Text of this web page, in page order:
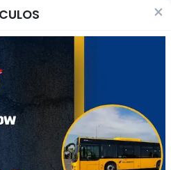
×
del vendedor
56